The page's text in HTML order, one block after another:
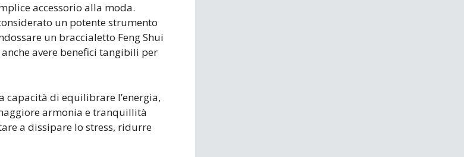
accessorio alla moda.
un potente strumento
un braccialetto Feng Shui
avere benefici tangibili per
capacità di equilibrare l’energia,
armonia e tranquillità
a dissipare lo stress, ridurre